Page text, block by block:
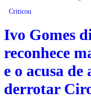
Criticou
Ivo Gomes
reconhece
e o acusa
derrotar